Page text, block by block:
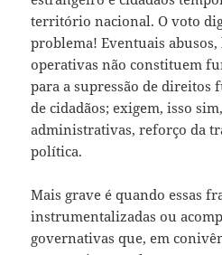
território nacional. O voto
problema! Eventuais
operativas não constituem
para a supressão de direitos
de cidadãos; exigem, isso
administrativas, reforço da
política.
Mais grave é quando essas
instrumentalizadas ou
governativas que, em